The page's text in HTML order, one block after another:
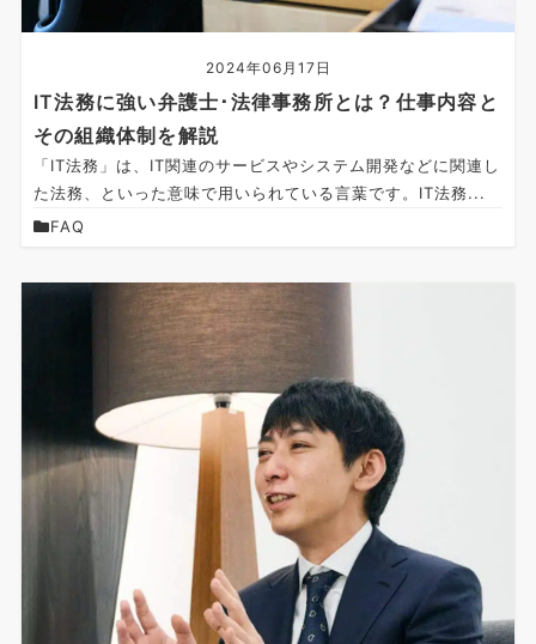
2024年06月17日
IT法務に強い弁護士･法律事務所とは？仕事内容と
その組織体制を解説
「IT法務」は、IT関連のサービスやシステム開発などに関連し
た法務、といった意味で用いられている言葉です。IT法務...
FAQ